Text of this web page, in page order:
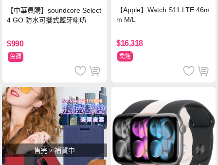
【中華員購】soundcore Select
4 GO 防水可攜式藍牙喇叭
$990
免運
【Apple】Watch S11 LTE 46m
m M/L
$16,318
免運
售完，補貨中